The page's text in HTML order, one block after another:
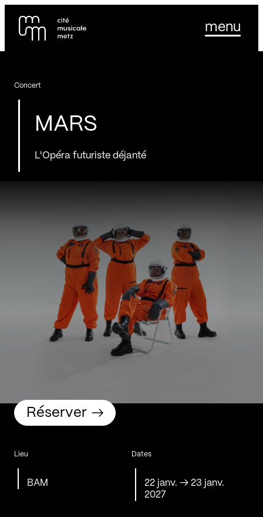
Se rendre au
Contenu principal
menu
MARS
L'Opéra futuriste déjanté
Concert
Lieu
BAM
Dates
22 janv. → 23 janv.
2027
Réserver